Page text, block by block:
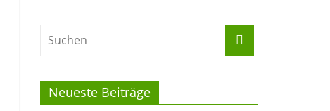
Neueste Beiträge